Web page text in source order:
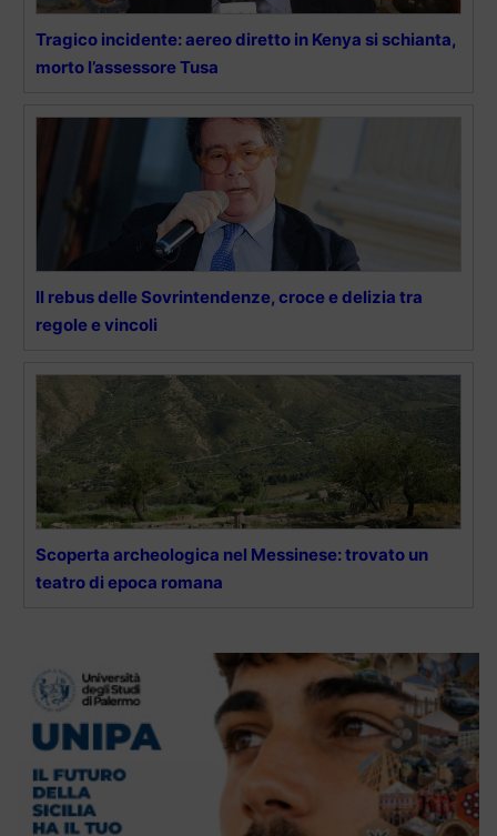
Tragico incidente: aereo diretto in Kenya si schianta,
morto l’assessore Tusa
Il rebus delle Sovrintendenze, croce e delizia tra
regole e vincoli
Scoperta archeologica nel Messinese: trovato un
teatro di epoca romana